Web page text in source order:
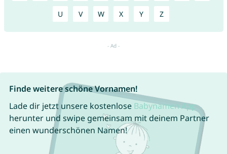
U V W X Y Z
Finde weitere schöne Vornamen!
Lade dir jetzt unsere kostenlose Babynamen App
herunter und swipe gemeinsam mit deinem Partner
einen wunderschönen Namen!